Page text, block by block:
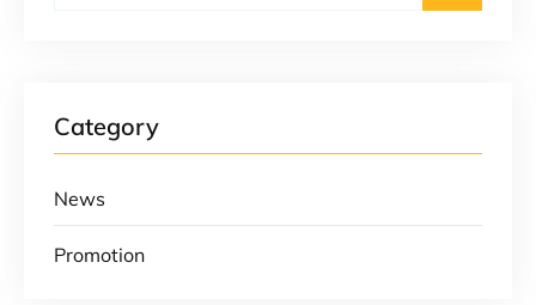
Category
News
Promotion